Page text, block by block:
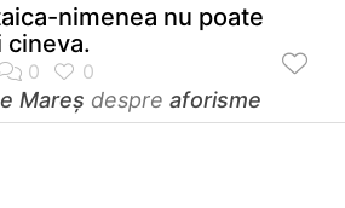
nimenea nu poate
cineva.
Mareș despre aforisme